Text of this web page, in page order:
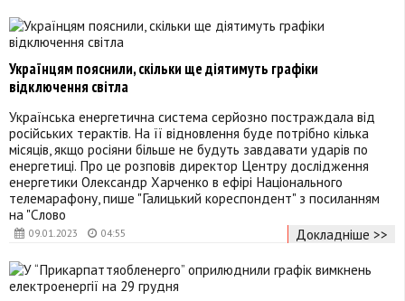
09.01.2023 04:55
Українцям пояснили, скільки ще діятимуть графіки
відключення світла
Українська енергетична система серйозно постраждала від
російських терактів. На її відновлення буде потрібно кілька
місяців, якщо росіяни більше не будуть завдавати ударів по
енергетиці. Про це розповів директор Центру дослідження
енергетики Олександр Харченко в ефірі Національного
телемарафону, пише "Галицький кореспондент" з посиланням
на "Слово
Докладніше >>